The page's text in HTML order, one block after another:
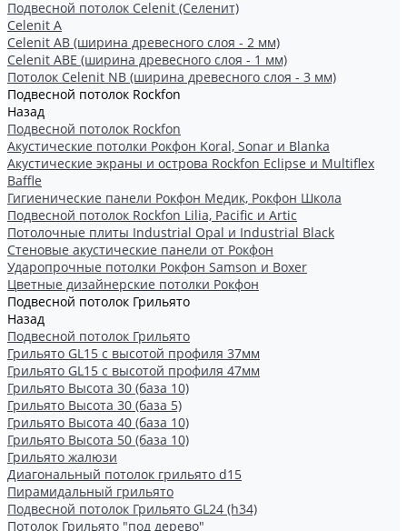
Подвесной потолок Celenit (Селенит)
Celenit A
Celenit AB (ширина древесного слоя - 2 мм)
Celenit ABE (ширина древесного слоя - 1 мм)
Потолок Celenit NB (ширина древесного слоя - 3 мм)
Подвесной потолок Rockfon
Назад
Подвесной потолок Rockfon
Акустические потолки Рокфон Koral, Sonar и Blanka
Акустические экраны и острова Rockfon Eclipse и Multiflex
Baffle
Гигиенические панели Рокфон Медик, Рокфон Школа
Подвесной потолок Rockfon Lilia, Pacific и Artic
Потолочные плиты Industrial Opal и Industrial Black
Стеновые акустические панели от Рокфон
Ударопрочные потолки Рокфон Samson и Boxer
Цветные дизайнерские потолки Рокфон
Подвесной потолок Грильято
Назад
Подвесной потолок Грильято
Грильято GL15 с высотой профиля 37мм
Грильято GL15 с высотой профиля 47мм
Грильято Высота 30 (база 10)
Грильято Высота 30 (база 5)
Грильято Высота 40 (база 10)
Грильято Высота 50 (база 10)
Грильято жалюзи
Диагональный потолок грильято d15
Пирамидальный грильято
Подвесной потолок Грильято GL24 (h34)
Потолок Грильято "под дерево"